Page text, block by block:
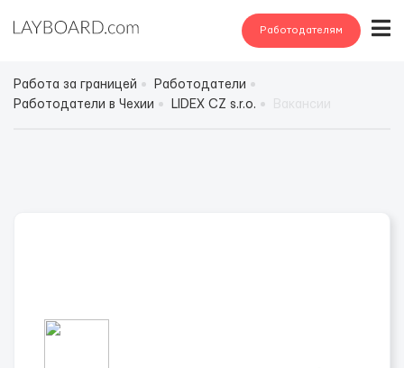
Работодателям
Работа за границей
Работодатели
Работодатели в Чехии
LIDEX CZ s.r.o.